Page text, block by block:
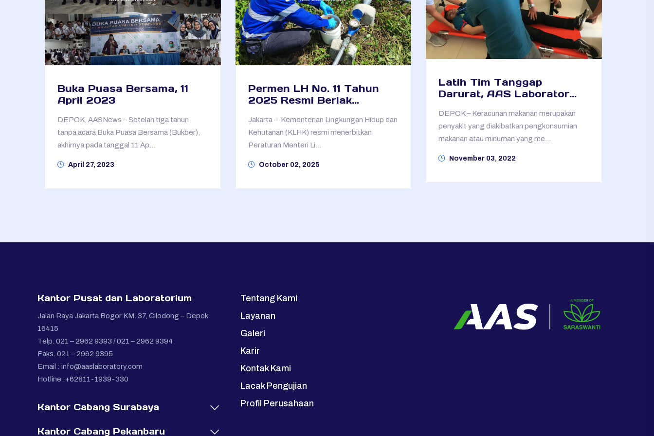
Buka Puasa Bersama, 11
April 2023
DEPOK, AASNews – Setelah tiga tahun
tanpa acara Buka Puasa Bersama (Bukber),
akhirnya pada tanggal 11 Ap...
April 27, 2023
Permen LH No. 11 Tahun
2025 Resmi Berlak...
Jakarta – Kementerian Lingkungan Hidup dan
Kehutanan (KLHK) resmi menerbitkan
Peraturan Menteri Li...
October 02, 2025
Latih Tim Tanggap
Darurat, AAS Laborator...
DEPOK – Keracunan makanan merupakan
penyakit yang diakibatkan pengkonsumian
makanan atau minuman yang me...
November 03, 2022
Kantor Pusat dan Laboratorium
Jalan Raya Jakarta Bogor KM. 37, Cilodong – Depok
16415
Telp. 021 – 2962 9393 / 021 – 2962 9394
Faks. 021 – 2962 9395
Email : info@aaslaboratory.com
Hotline :+62811-1939-330
Kantor Cabang Surabaya
Kantor Cabang Pekanbaru
Tentang Kami
Layanan
Galeri
Karir
Kontak Kami
Lacak Pengujian
Profil Perusahaan